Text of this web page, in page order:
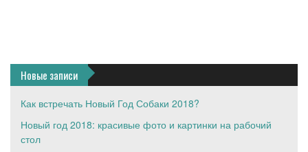
Новые записи
Как встречать Новый Год Собаки 2018?
Новый год 2018: красивые фото и картинки на рабочий
стол